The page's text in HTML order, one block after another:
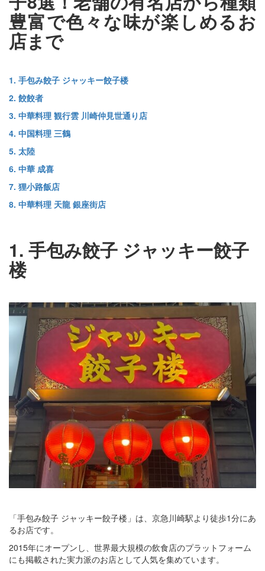
豊富で色々な味が楽しめるお
店まで
1. 手包み餃子 ジャッキー餃子楼
2. 餃餃者
3. 中華料理 観行雲 川崎仲見世通り店
4. 中国料理 三鶴
5. 太陸
6. 中華 成喜
7. 狸小路飯店
8. 中華料理 天龍 銀座街店
1. 手包み餃子 ジャッキー餃子
楼
「手包み餃子 ジャッキー餃子楼」は、京急川崎駅より徒歩1分にあ
るお店です。
2015年にオープンし、世界最大規模の飲食店のプラットフォーム
にも掲載された実力派のお店として人気を集めています。